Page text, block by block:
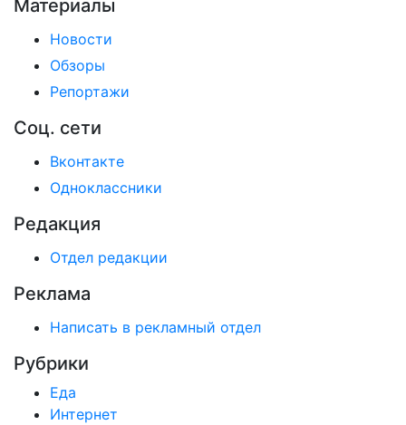
Материалы
Новости
Обзоры
Репортажи
Соц. сети
Вконтакте
Одноклассники
Редакция
Отдел редакции
Реклама
Написать в рекламный отдел
Рубрики
Еда
Интернет